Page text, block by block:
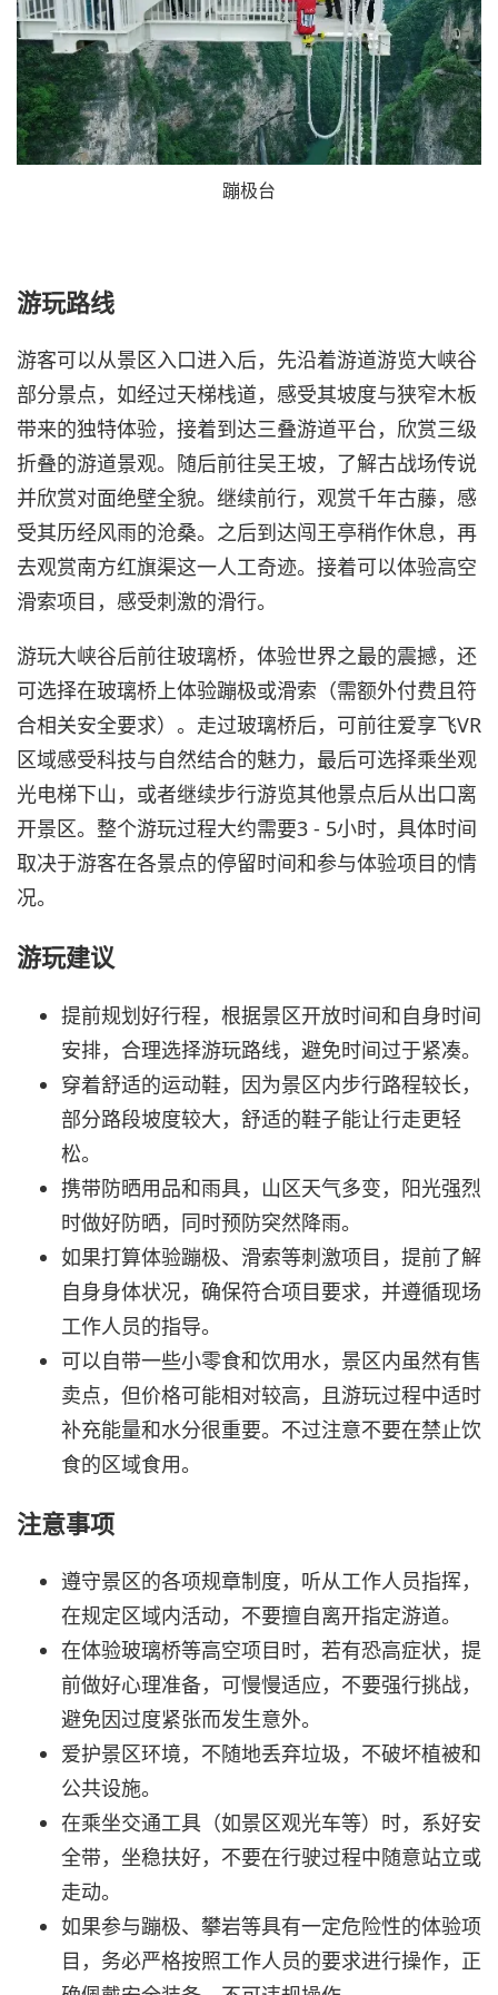
蹦极台
游玩路线
游客可以从景区入口进入后，先沿着游道游览大峡谷
部分景点，如经过天梯栈道，感受其坡度与狭窄木板
带来的独特体验，接着到达三叠游道平台，欣赏三级
折叠的游道景观。随后前往吴王坡，了解古战场传说
并欣赏对面绝壁全貌。继续前行，观赏千年古藤，感
受其历经风雨的沧桑。之后到达闯王亭稍作休息，再
去观赏南方红旗渠这一人工奇迹。接着可以体验高空
滑索项目，感受刺激的滑行。
游玩大峡谷后前往玻璃桥，体验世界之最的震撼，还
可选择在玻璃桥上体验蹦极或滑索（需额外付费且符
合相关安全要求）。走过玻璃桥后，可前往爱享飞VR
区域感受科技与自然结合的魅力，最后可选择乘坐观
光电梯下山，或者继续步行游览其他景点后从出口离
开景区。整个游玩过程大约需要3 - 5小时，具体时间
取决于游客在各景点的停留时间和参与体验项目的情
况。
游玩建议
提前规划好行程，根据景区开放时间和自身时间
安排，合理选择游玩路线，避免时间过于紧凑。
穿着舒适的运动鞋，因为景区内步行路程较长，
部分路段坡度较大，舒适的鞋子能让行走更轻
松。
携带防晒用品和雨具，山区天气多变，阳光强烈
时做好防晒，同时预防突然降雨。
如果打算体验蹦极、滑索等刺激项目，提前了解
自身身体状况，确保符合项目要求，并遵循现场
工作人员的指导。
可以自带一些小零食和饮用水，景区内虽然有售
卖点，但价格可能相对较高，且游玩过程中适时
补充能量和水分很重要。不过注意不要在禁止饮
食的区域食用。
注意事项
遵守景区的各项规章制度，听从工作人员指挥，
在规定区域内活动，不要擅自离开指定游道。
在体验玻璃桥等高空项目时，若有恐高症状，提
前做好心理准备，可慢慢适应，不要强行挑战，
避免因过度紧张而发生意外。
爱护景区环境，不随地丢弃垃圾，不破坏植被和
公共设施。
在乘坐交通工具（如景区观光车等）时，系好安
全带，坐稳扶好，不要在行驶过程中随意站立或
走动。
如果参与蹦极、攀岩等具有一定危险性的体验项
目，务必严格按照工作人员的要求进行操作，正